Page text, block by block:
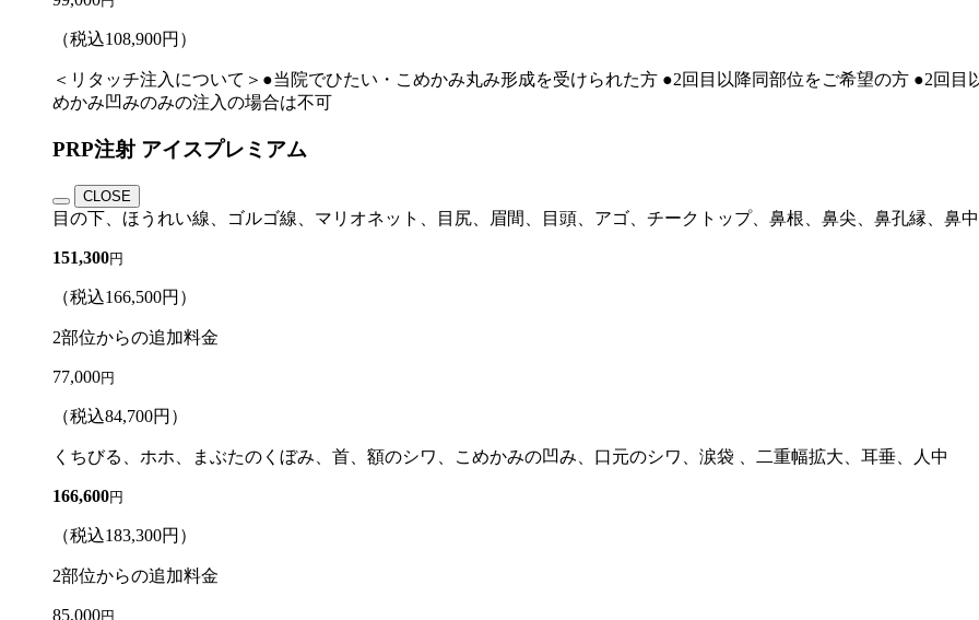
（税込108,900円）
＜リタッチ注入について＞●当院でひたい・こめかみ丸み形成を受けられた方 ●2回目以降同部位をご希望の方 ●2回
めかみ凹みのみの注入の場合は不可
PRP注射 アイスプレミアム
CLOSE
目の下、ほうれい線、ゴルゴ線、マリオネット、目尻、眉間、目頭、アゴ、チークトップ、鼻根、鼻尖、鼻孔縁、鼻
151,300円
（税込166,500円）
2部位からの追加料金
77,000円
（税込84,700円）
くちびる、ホホ、まぶたのくぼみ、首、額のシワ、こめかみの凹み、口元のシワ、涙袋 、二重幅拡大、耳垂、人中
166,600円
（税込183,300円）
2部位からの追加料金
85,000円